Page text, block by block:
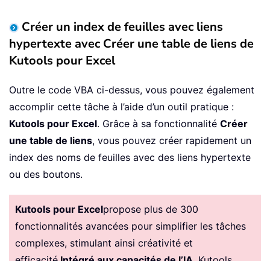
Créer un index de feuilles avec liens
hypertexte avec Créer une table de liens de
Kutools pour Excel
Outre le code VBA ci-dessus, vous pouvez également
accomplir cette tâche à l’aide d’un outil pratique :
Kutools pour Excel. Grâce à sa fonctionnalité Créer
une table de liens, vous pouvez créer rapidement un
index des noms de feuilles avec des liens hypertexte
ou des boutons.
Kutools pour Excelpropose plus de 300
fonctionnalités avancées pour simplifier les tâches
complexes, stimulant ainsi créativité et